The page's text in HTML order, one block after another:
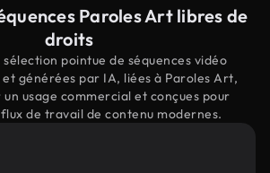
Paroles Art libres de
droits
sélection pointue de séquences vidéo
générées par IA, liées à Paroles Art,
usage commercial et conçues pour
de travail de contenu modernes.